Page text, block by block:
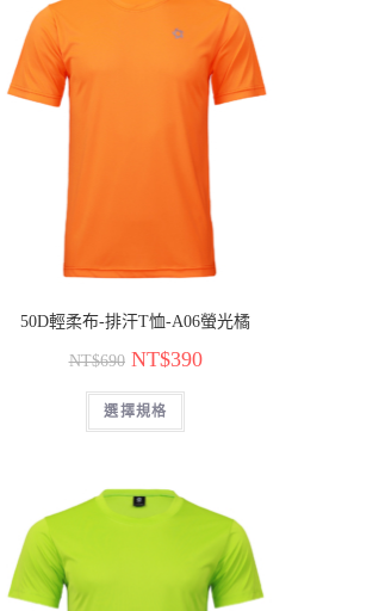
50D輕柔布-排汗T恤-A06螢光橘
NT$690 NT$390
選擇規格